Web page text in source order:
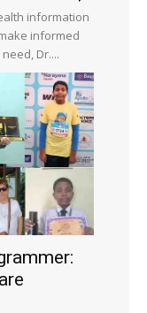
information
informed
Dr....